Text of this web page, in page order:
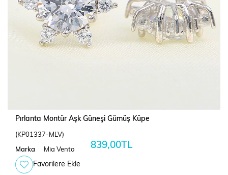
Pırlanta Montür Aşk Güneşi Gümüş Küpe
(KP01337-MLV)
Marka Mia Vento 839,00TL
Favorilere Ekle